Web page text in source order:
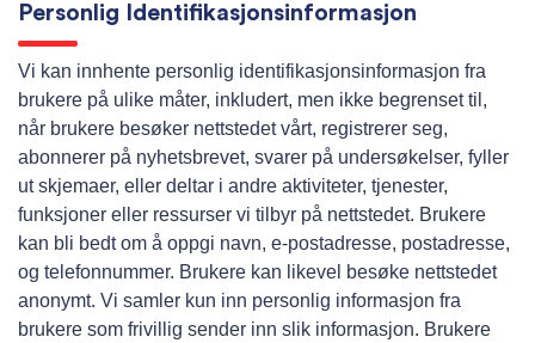
Personlig Identifikasjonsinformasjon
Vi kan innhente personlig identifikasjonsinformasjon fra
brukere på ulike måter, inkludert, men ikke begrenset til,
når brukere besøker nettstedet vårt, registrerer seg,
abonnerer på nyhetsbrevet, svarer på undersøkelser, fyller
ut skjemaer, eller deltar i andre aktiviteter, tjenester,
funksjoner eller ressurser vi tilbyr på nettstedet. Brukere
kan bli bedt om å oppgi navn, e-postadresse, postadresse,
og telefonnummer. Brukere kan likevel besøke nettstedet
anonymt. Vi samler kun inn personlig informasjon fra
brukere som frivillig sender inn slik informasjon. Brukere